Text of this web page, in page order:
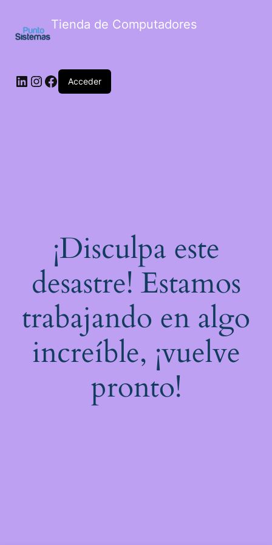
Tienda de Computadores
Acceder
¡Disculpa este
desastre! Estamos
trabajando en algo
increíble, ¡vuelve
pronto!